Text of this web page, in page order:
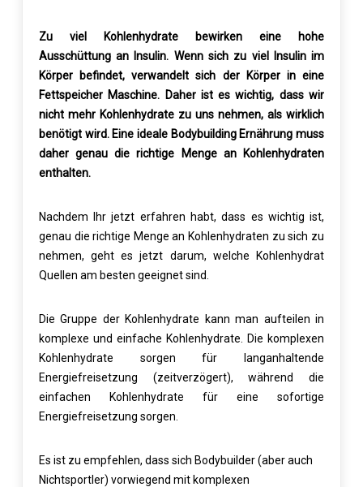
Zu viel Kohlenhydrate bewirken eine hohe
Ausschüttung an Insulin. Wenn sich zu viel Insulin im
Körper befindet, verwandelt sich der Körper in eine
Fettspeicher Maschine. Daher ist es wichtig, dass wir
nicht mehr Kohlenhydrate zu uns nehmen, als wirklich
benötigt wird. Eine ideale Bodybuilding Ernährung muss
daher genau die richtige Menge an Kohlenhydraten
enthalten.
Nachdem Ihr jetzt erfahren habt, dass es wichtig ist,
genau die richtige Menge an Kohlenhydraten zu sich zu
nehmen, geht es jetzt darum, welche Kohlenhydrat
Quellen am besten geeignet sind.
Die Gruppe der Kohlenhydrate kann man aufteilen in
komplexe und einfache Kohlenhydrate. Die komplexen
Kohlenhydrate sorgen für langanhaltende
Energiefreisetzung (zeitverzögert), während die
einfachen Kohlenhydrate für eine sofortige
Energiefreisetzung sorgen.
Es ist zu empfehlen, dass sich Bodybuilder (aber auch
Nichtsportler) vorwiegend mit komplexen